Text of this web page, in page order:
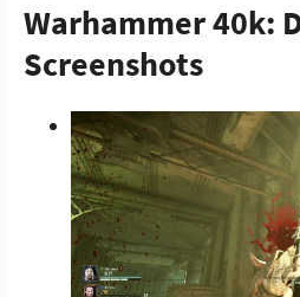
Warhammer 40k:
Screenshots